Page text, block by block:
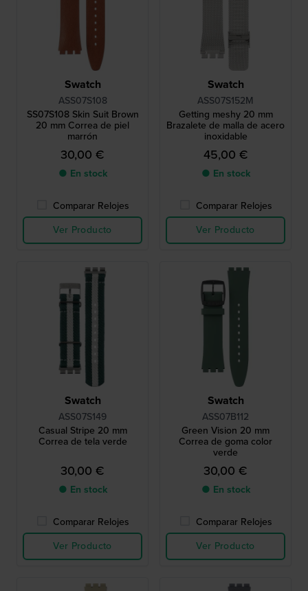
Swatch
ASS07S108
SS07S108 Skin Suit Brown
20 mm Correa de piel
marrón
30,00 €
● En stock
Comparar Relojes
Ver Producto
Swatch
ASS07S152M
Getting meshy 20 mm
Brazalete de malla de acero
inoxidable
45,00 €
● En stock
Comparar Relojes
Ver Producto
Swatch
ASS07S149
Casual Stripe 20 mm
Correa de tela verde
30,00 €
● En stock
Comparar Relojes
Ver Producto
Swatch
ASS07B112
Green Vision 20 mm
Correa de goma color
verde
30,00 €
● En stock
Comparar Relojes
Ver Producto